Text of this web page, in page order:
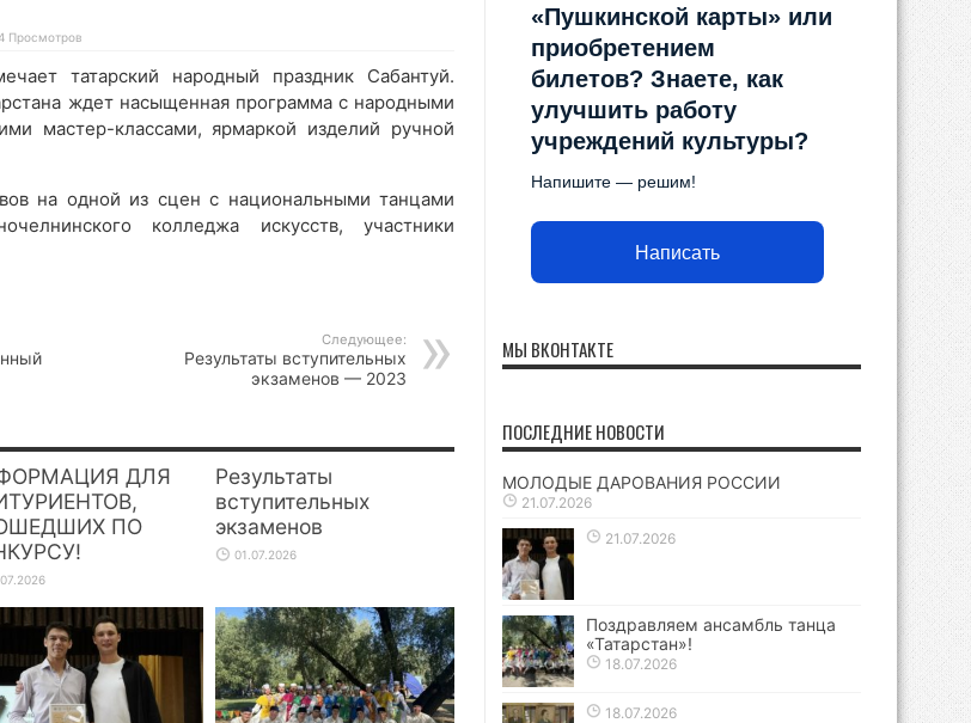
Просмотров
татарский народный праздник Сабантуй.
ждет насыщенная программа с народными
мастер-классами, ярмаркой изделий ручной
на одной из сцен с национальными танцами
колледжа искусств, участники
Следующее:
Результаты вступительных
экзаменов — 2023
ДЛЯ
ПО
Результаты
вступительных
экзаменов
01.07.2026
«Пушкинской карты» или
приобретением
билетов? Знаете, как
улучшить работу
учреждений культуры?
Напишите — решим!
Написать
МЫ ВКОНТАКТЕ
ПОСЛЕДНИЕ НОВОСТИ
МОЛОДЫЕ ДАРОВАНИЯ РОССИИ
21.07.2026
21.07.2026
Поздравляем ансамбль танца
«Татарстан»!
18.07.2026
18.07.2026